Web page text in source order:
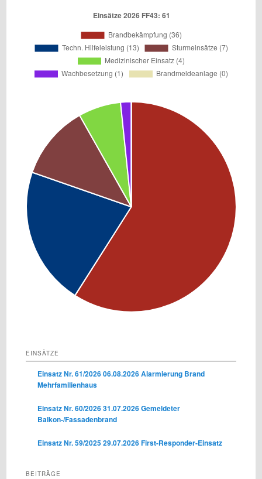
EINSÄTZE
Einsatz Nr. 61/2026 06.08.2026 Alarmierung Brand
Mehrfamilienhaus
Einsatz Nr. 60/2026 31.07.2026 Gemeldeter
Balkon-/Fassadenbrand
Einsatz Nr. 59/2025 29.07.2026 First-Responder-Einsatz
BEITRÄGE